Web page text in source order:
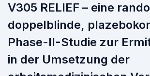
V305 RELIEF – eine
doppelblinde,
Phase-II-Studie zur
in der Umsetzung der